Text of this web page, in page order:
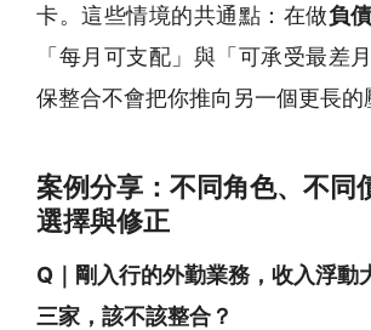
卡。這些情境的共通點：在做負
「每月可支配」與「可承受最差
保整合不會把你推向另一個更長的
案例分享：不同角色、不同
選擇與修正
Q｜剛入行的外勤業務，收入浮動
三家，該不該整合？